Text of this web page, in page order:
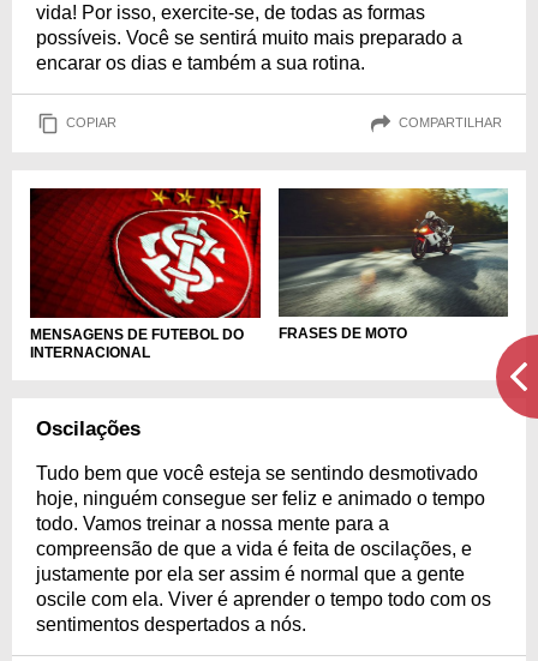
vida! Por isso, exercite-se, de todas as formas
possíveis. Você se sentirá muito mais preparado a
encarar os dias e também a sua rotina.
COPIAR COMPARTILHAR
MENSAGENS DE FUTEBOL DO
INTERNACIONAL
FRASES DE MOTO
Oscilações
Tudo bem que você esteja se sentindo desmotivado
hoje, ninguém consegue ser feliz e animado o tempo
todo. Vamos treinar a nossa mente para a
compreensão de que a vida é feita de oscilações, e
justamente por ela ser assim é normal que a gente
oscile com ela. Viver é aprender o tempo todo com os
sentimentos despertados a nós.